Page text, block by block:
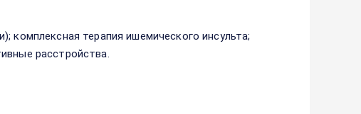
комплексная терапия ишемического инсульта;
расстройства.